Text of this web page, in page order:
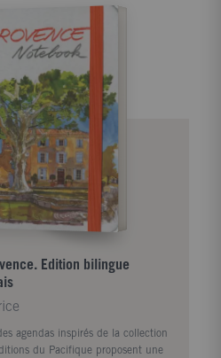
Edition bilingue
agendas inspirés de la collection
du Pacifique proposent une